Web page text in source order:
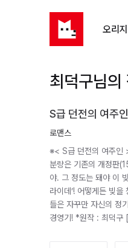
오리
최덕구님의
S급 던전의 여주
로맨스
※< S급 던전의 여주인
분량은 기존의 개정판
야. 그 정도는 돼야 이
라이데’! 어떻게든 빚
들은 자꾸만 자신의 정
경영기! *원작 : 최덕구